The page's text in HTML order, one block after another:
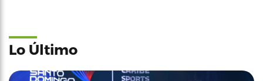
Lo Último